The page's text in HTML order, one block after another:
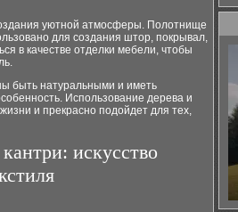
уютной атмосферы. Полотнище
для создания штор, покрывал,
в качестве отделки мебели, чтобы
быть натуральными и иметь
Использование дерева и
и прекрасно подойдет для тех,
искусство